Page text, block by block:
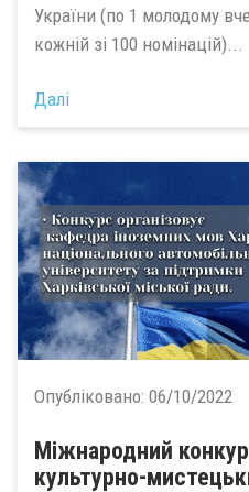
України (по 1 молодому
кожній зі 100 номінацій)...
Далі
Опубліковано: 06/10/2022
Міжнародний
культурно-